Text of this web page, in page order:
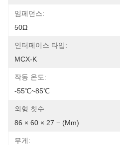
임페던스:
50Ω
인터페이스 타입:
MCX-K
작동 온도:
-55℃~85℃
외형 칫수:
86 × 60 × 27 − (mm)
무게: